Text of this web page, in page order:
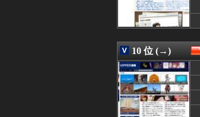
08/06 20:25
08/06 20:25
08/06 20:25
08/06 20:25
08/06 20:24
08/06 20:24
08/06 20:24
08/06 20:23
08/06 20:20
08/06 20:20
10 位 (→)